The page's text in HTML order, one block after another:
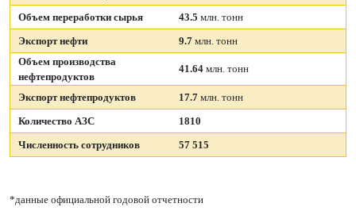
Объем переработки сырья
43.5 млн. тонн
Экспорт нефти
9.7 млн. тонн
Объем производства
нефтепродуктов
41.64 млн. тонн
Экспорт нефтепродуктов 17.7 млн. тонн
Количество АЗС
1810
Численность сотрудников
57 515
*данные официальной годовой отчетности